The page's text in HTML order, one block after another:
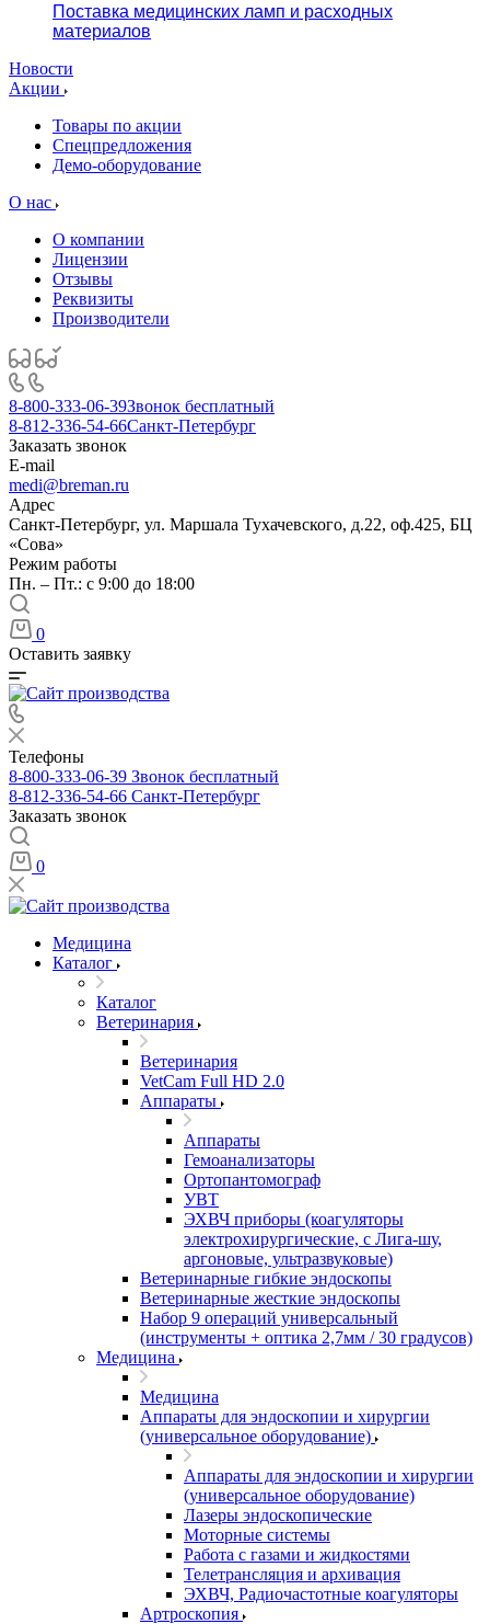
Поставка медицинских ламп и расходных
материалов
Новости
Акции
Товары по акции
Спецпредложения
Демо-оборудование
О нас
О компании
Лицензии
Отзывы
Реквизиты
Производители
8-800-333-06-39Звонок бесплатный
8-812-336-54-66Санкт-Петербург
Заказать звонок
E-mail
medi@breman.ru
Адрес
Санкт-Петербург, ул. Маршала Тухачевского, д.22, оф.425, БЦ
«Сова»
Режим работы
Пн. – Пт.: с 9:00 до 18:00
0
Оставить заявку
Телефоны
8-800-333-06-39 Звонок бесплатный
8-812-336-54-66 Санкт-Петербург
Заказать звонок
0
Медицина
Каталог
Каталог
Ветеринария
Ветеринария
VetCam Full HD 2.0
Аппараты
Аппараты
Гемоанализаторы
Ортопантомограф
УВТ
ЭХВЧ приборы (коагуляторы
электрохирургические, с Лига-шу,
аргоновые, ультразвуковые)
Ветеринарные гибкие эндоскопы
Ветеринарные жесткие эндоскопы
Набор 9 операций универсальный
(инструменты + оптика 2,7мм / 30 градусов)
Медицина
Медицина
Аппараты для эндоскопии и хирургии
(универсальное оборудование)
Аппараты для эндоскопии и хирургии
(универсальное оборудование)
Лазеры эндоскопические
Моторные системы
Работа с газами и жидкостями
Телетрансляция и архивация
ЭХВЧ, Радиочастотные коагуляторы
Артроскопия